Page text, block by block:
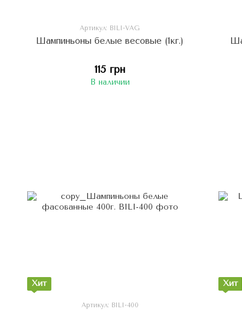
Артикул: BILI-VAG
Шампиньоны белые весовые (1кг.)
115 грн
В наличии
Хит
Артикул: BILI-400
Хит